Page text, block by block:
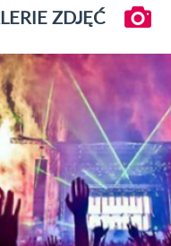
ZDJĘĆ